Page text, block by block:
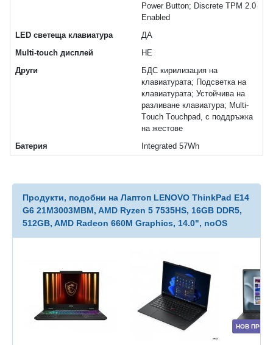
Power Button; Discrete TPM 2.0
Enabled
LED светеща клавиатура
ДА
Multi-touch дисплей
НЕ
Други
БДС кирилизация на
клавиатурата; Подсветка на
клавиатурата; Устойчива на
разливане клавиатура; Multi-
Тouch Тouchpad, с поддръжка
на жестове
Батерия
Integrated 57Wh
Продукти, подобни на Лаптоп LENOVO ThinkPad E14
G6 21M3003MBM, AMD Ryzen 5 7535HS, 16GB DDR5,
512GB, AMD Radeon 660M Graphics, 14.0", noOS
НОВ